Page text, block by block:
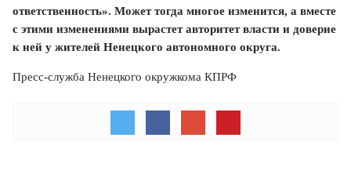
ответственность». Может тогда многое изменится, а вместе
с этими изменениями вырастет авторитет власти и доверие
к ней у жителей Ненецкого автономного округа.
Пресс-служба Ненецкого окружкома КПРФ